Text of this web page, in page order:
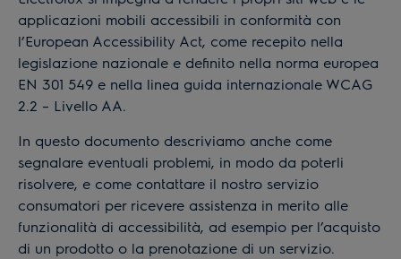
applicazioni mobili accessibili in conformità con
l’European Accessibility Act, come recepito nella
legislazione nazionale e definito nella norma europea
EN 301 549 e nella linea guida internazionale WCAG
2.2 – Livello AA.
In questo documento descriviamo anche come
segnalare eventuali problemi, in modo da poterli
risolvere, e come contattare il nostro servizio
consumatori per ricevere assistenza in merito alle
funzionalità di accessibilità, ad esempio per l’acquisto
di un prodotto o la prenotazione di un servizio.